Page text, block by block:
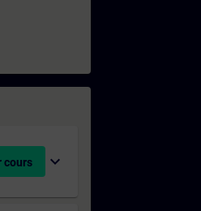
cours expand_more